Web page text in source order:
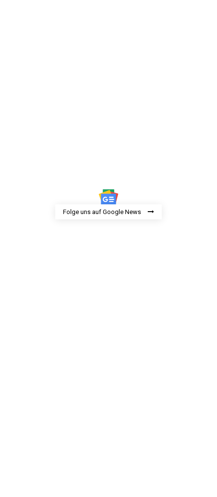
Folge uns auf Google News